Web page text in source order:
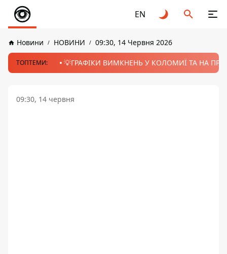
EN
Новини НОВИНИ 09:30, 14 Червня 2026
ТОПТЕМИ: 💡ГРАФІКИ ВИМКНЕНЬ У КОЛОМИЇ ТА НА
09:30, 14 червня